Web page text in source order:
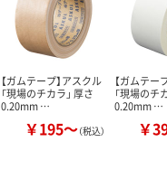
【ガムテープ】アスクル
「現場のチカラ」 厚さ
0.20mm …
￥195～（税込）
【ガムテー
「現場のチ
0.20mm …
￥